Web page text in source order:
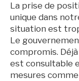
La prise de
unique dans
situation est
Le
compromis.
est consultable
mesures